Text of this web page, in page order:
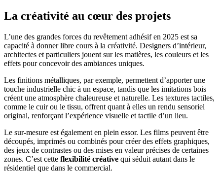
La créativité au cœur des projets
L’une des grandes forces du revêtement adhésif en 2025 est sa
capacité à donner libre cours à la créativité. Designers d’intérieur,
architectes et particuliers jouent sur les matières, les couleurs et les
effets pour concevoir des ambiances uniques.
Les finitions métalliques, par exemple, permettent d’apporter une
touche industrielle chic à un espace, tandis que les imitations bois
créent une atmosphère chaleureuse et naturelle. Les textures tactiles,
comme le cuir ou le tissu, offrent quant à elles un rendu sensoriel
original, renforçant l’expérience visuelle et tactile d’un lieu.
Le sur-mesure est également en plein essor. Les films peuvent être
découpés, imprimés ou combinés pour créer des effets graphiques,
des jeux de contrastes ou des mises en valeur précises de certaines
zones. C’est cette flexibilité créative qui séduit autant dans le
résidentiel que dans le commercial.